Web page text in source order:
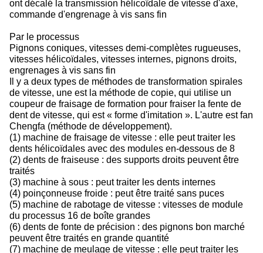
ont décalé la transmission hélicoïdale de vitesse d'axe,
commande d'engrenage à vis sans fin
Par le processus
Pignons coniques, vitesses demi-complètes rugueuses,
vitesses hélicoïdales, vitesses internes, pignons droits,
engrenages à vis sans fin
Il y a deux types de méthodes de transformation spirales
de vitesse, une est la méthode de copie, qui utilise un
coupeur de fraisage de formation pour fraiser la fente de
dent de vitesse, qui est « forme d'imitation ». L'autre est fan
Chengfa (méthode de développement).
(1) machine de fraisage de vitesse : elle peut traiter les
dents hélicoïdales avec des modules en-dessous de 8
(2) dents de fraiseuse : des supports droits peuvent être
traités
(3) machine à sous : peut traiter les dents internes
(4) poinçonneuse froide : peut être traité sans puces
(5) machine de rabotage de vitesse : vitesses de module
du processus 16 de boîte grandes
(6) dents de fonte de précision : des pignons bon marché
peuvent être traités en grande quantité
(7) machine de meulage de vitesse : elle peut traiter les